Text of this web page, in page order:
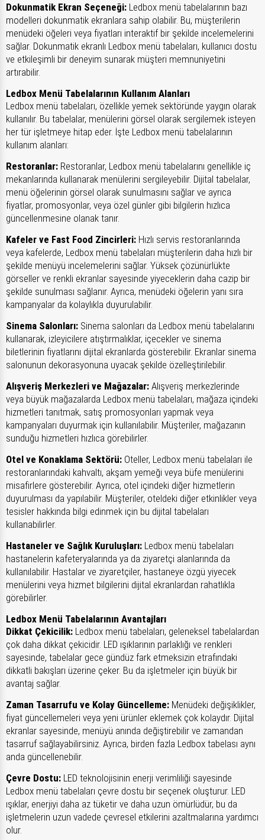
Dokunmatik Ekran Seçeneği: Ledbox menü tabelalarının bazı
modelleri dokunmatik ekranlara sahip olabilir. Bu, müşterilerin
menüdeki öğeleri veya fiyatları interaktif bir şekilde incelemelerini
sağlar. Dokunmatik ekranlı Ledbox menü tabelaları, kullanıcı dostu
ve etkileşimli bir deneyim sunarak müşteri memnuniyetini
artırabilir.
Ledbox Menü Tabelalarının Kullanım Alanları
Ledbox menü tabelaları, özellikle yemek sektöründe yaygın olarak
kullanılır. Bu tabelalar, menülerini görsel olarak sergilemek isteyen
her tür işletmeye hitap eder. İşte Ledbox menü tabelalarının
kullanım alanları:
Restoranlar: Restoranlar, Ledbox menü tabelalarını genellikle iç
mekanlarında kullanarak menülerini sergileyebilir. Dijital tabelalar,
menü öğelerinin görsel olarak sunulmasını sağlar ve ayrıca
fiyatlar, promosyonlar, veya özel günler gibi bilgilerin hızlıca
güncellenmesine olanak tanır.
Kafeler ve Fast Food Zincirleri: Hızlı servis restoranlarında
veya kafelerde, Ledbox menü tabelaları müşterilerin daha hızlı bir
şekilde menüyü incelemelerini sağlar. Yüksek çözünürlükte
görseller ve renkli ekranlar sayesinde yiyeceklerin daha cazip bir
şekilde sunulması sağlanır. Ayrıca, menüdeki öğelerin yanı sıra
kampanyalar da kolaylıkla duyurulabilir.
Sinema Salonları: Sinema salonları da Ledbox menü tabelalarını
kullanarak, izleyicilere atıştırmalıklar, içecekler ve sinema
biletlerinin fiyatlarını dijital ekranlarda gösterebilir. Ekranlar sinema
salonunun dekorasyonuna uyacak şekilde özelleştirilebilir.
Alışveriş Merkezleri ve Mağazalar: Alışveriş merkezlerinde
veya büyük mağazalarda Ledbox menü tabelaları, mağaza içindeki
hizmetleri tanıtmak, satış promosyonları yapmak veya
kampanyaları duyurmak için kullanılabilir. Müşteriler, mağazanın
sunduğu hizmetleri hızlıca görebilirler.
Otel ve Konaklama Sektörü: Oteller, Ledbox menü tabelaları ile
restoranlarındaki kahvaltı, akşam yemeği veya büfe menülerini
misafirlere gösterebilir. Ayrıca, otel içindeki diğer hizmetlerin
duyurulması da yapılabilir. Müşteriler, oteldeki diğer etkinlikler veya
tesisler hakkında bilgi edinmek için bu dijital tabelaları
kullanabilirler.
Hastaneler ve Sağlık Kuruluşları: Ledbox menü tabelaları
hastanelerin kafeteryalarında ya da ziyaretçi alanlarında da
kullanılabilir. Hastalar ve ziyaretçiler, hastaneye özgü yiyecek
menülerini veya hizmet bilgilerini dijital ekranlardan rahatlıkla
görebilirler.
Ledbox Menü Tabelalarının Avantajları
Dikkat Çekicilik: Ledbox menü tabelaları, geleneksel tabelalardan
çok daha dikkat çekicidir. LED ışıklarının parlaklığı ve renkleri
sayesinde, tabelalar gece gündüz fark etmeksizin etrafındaki
dikkatli bakışları üzerine çeker. Bu da işletmeler için büyük bir
avantaj sağlar.
Zaman Tasarrufu ve Kolay Güncelleme: Menüdeki değişiklikler,
fiyat güncellemeleri veya yeni ürünler eklemek çok kolaydır. Dijital
ekranlar sayesinde, menüyü anında değiştirebilir ve zamandan
tasarruf sağlayabilirsiniz. Ayrıca, birden fazla Ledbox tabelası aynı
anda güncellenebilir.
Çevre Dostu: LED teknolojisinin enerji verimliliği sayesinde
Ledbox menü tabelaları çevre dostu bir seçenek oluşturur. LED
ışıklar, enerjiyi daha az tüketir ve daha uzun ömürlüdür, bu da
işletmelerin uzun vadede çevresel etkilerini azaltmalarına yardımcı
olur.